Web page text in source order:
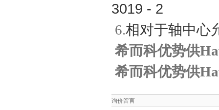
3019 - 2
6.相对于轴中心
希而科优势供
希而科优势供
询价留言